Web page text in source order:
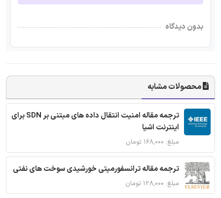
بدون دیدگاه
محصولات مشابه
ترجمه مقاله امنیت انتقال داده های مبتنی بر SDN برای
اینترنت اشیا
مبلغ: ۱۶۸,۰۰۰ تومان
ترجمه مقاله ترانسفورمیتی خورشیدی سوخت های نفتی
مبلغ: ۱۲۸,۰۰۰ تومان